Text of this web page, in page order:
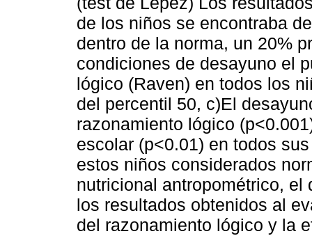
de los niños se encontraba
dentro de la norma, un 20%
condiciones de desayuno el
lógico (Raven) en todos los
del percentil 50, c)El
razonamiento lógico
escolar (p<0.01) en todos
estos niños considerados
nutricional antropométrico,
los resultados obtenidos al
del razonamiento lógico y la